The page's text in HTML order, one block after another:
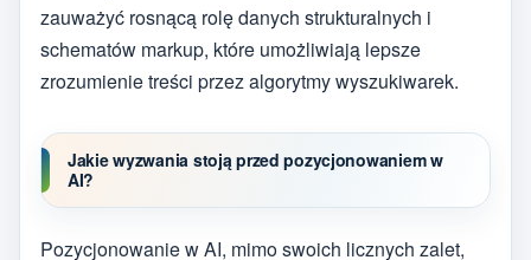
zauważyć rosnącą rolę danych strukturalnych i
schematów markup, które umożliwiają lepsze
zrozumienie treści przez algorytmy wyszukiwarek.
Jakie wyzwania stoją przed pozycjonowaniem w
AI?
Pozycjonowanie w AI, mimo swoich licznych zalet,